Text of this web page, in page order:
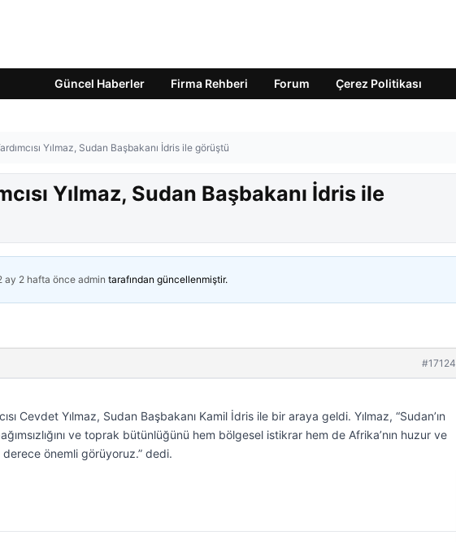
Güncel Haberler Firma Rehberi Forum Çerez Politikası
Yılmaz, Sudan Başbakanı İdris ile görüştü
Yılmaz, Sudan Başbakanı İdris ile
ay 2 hafta önce admin tarafından güncellenmiştir.
#17124
Cevdet Yılmaz, Sudan Başbakanı Kamil İdris ile bir araya geldi. Yılmaz, “Sudan’ın
ve toprak bütünlüğünü hem bölgesel istikrar hem de Afrika’nın huzur ve
derece önemli görüyoruz.” dedi.